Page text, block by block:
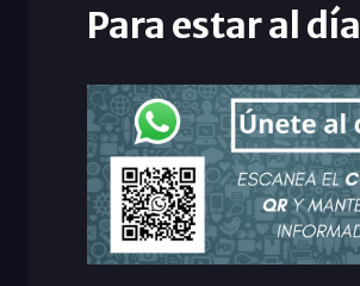
Para estar al día